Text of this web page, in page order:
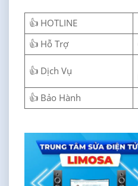
👍 HOTLINE
👍 Hỗ Trợ
👍 Dịch Vụ
👍 Bảo Hành